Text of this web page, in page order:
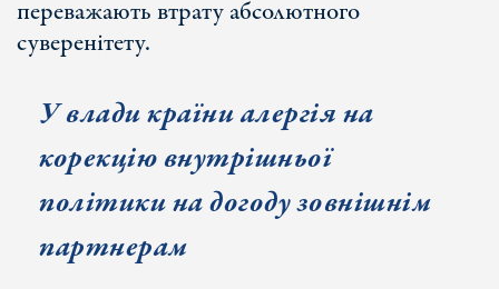
переважають втрату абсолютного
суверенітету.
У влади країни алергія на
корекцію внутрішньої
політики на догоду зовнішнім
партнерам